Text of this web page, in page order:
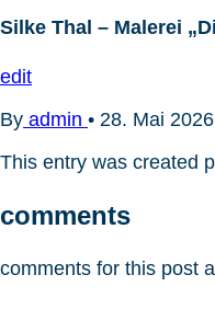
Silke Thal – Malerei
edit
By admin • 28. Mai 2026
This entry was created
comments
comments for this post